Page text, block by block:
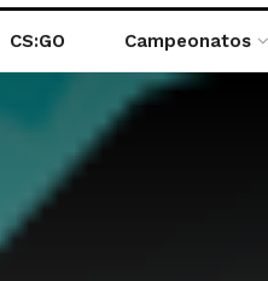
CS:GO Campeonatos